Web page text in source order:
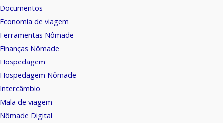
Documentos
Economia de viagem
Ferramentas Nômade
Finanças Nômade
Hospedagem
Hospedagem Nômade
Intercâmbio
Mala de viagem
Nômade Digital